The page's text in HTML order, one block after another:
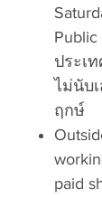
ประเ
ไม่นับ
ฤกษ์
paid